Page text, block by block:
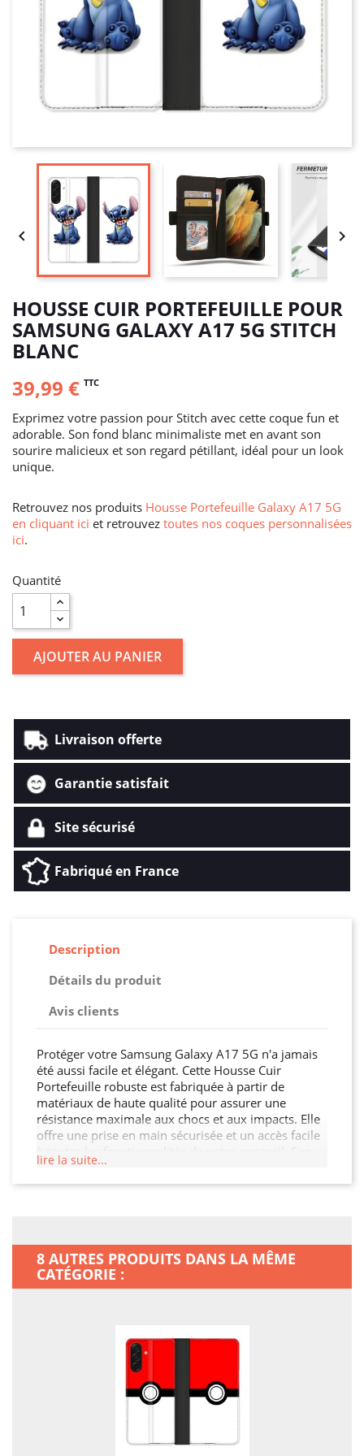
 
HOUSSE CUIR PORTEFEUILLE POUR
SAMSUNG GALAXY A17 5G STITCH
BLANC
39,99 € TTC
Exprimez votre passion pour Stitch avec cette coque fun et
adorable. Son fond blanc minimaliste met en avant son
sourire malicieux et son regard pétillant, idéal pour un look
unique.
Retrouvez nos produits Housse Portefeuille Galaxy A17 5G
en cliquant ici et retrouvez toutes nos coques personnalisées
ici.
Quantité
AJOUTER AU PANIER
Livraison offerte
Garantie satisfait
Site sécurisé
Fabriqué en France
Description
Détails du produit
Avis clients
Protéger votre Samsung Galaxy A17 5G n'a jamais
été aussi facile et élégant. Cette Housse Cuir
Portefeuille robuste est fabriquée à partir de
matériaux de haute qualité pour assurer une
résistance maximale aux chocs et aux impacts. Elle
offre une prise en main sécurisée et un accès facile
à toutes les fonctionnalités de votre appareil. Son
design fin et léger n'alourdit pas votre Samsung
Galaxy A17 5G, tout en garantissant une protection
lire la suite...
8 AUTRES PRODUITS DANS LA MÊME
CATÉGORIE :